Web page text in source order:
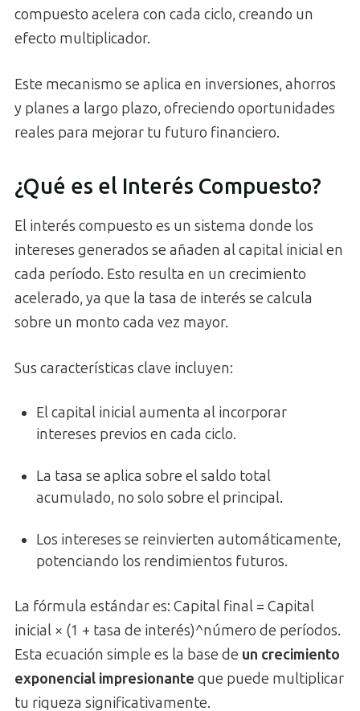
compuesto acelera con cada ciclo, creando un
efecto multiplicador.
Este mecanismo se aplica en inversiones, ahorros
y planes a largo plazo, ofreciendo oportunidades
reales para mejorar tu futuro financiero.
¿Qué es el Interés Compuesto?
El interés compuesto es un sistema donde los
intereses generados se añaden al capital inicial en
cada período. Esto resulta en un crecimiento
acelerado, ya que la tasa de interés se calcula
sobre un monto cada vez mayor.
Sus características clave incluyen:
El capital inicial aumenta al incorporar
intereses previos en cada ciclo.
La tasa se aplica sobre el saldo total
acumulado, no solo sobre el principal.
Los intereses se reinvierten automáticamente,
potenciando los rendimientos futuros.
La fórmula estándar es: Capital final = Capital
inicial × (1 + tasa de interés)^número de períodos.
Esta ecuación simple es la base de un crecimiento
exponencial impresionante que puede multiplicar
tu riqueza significativamente.